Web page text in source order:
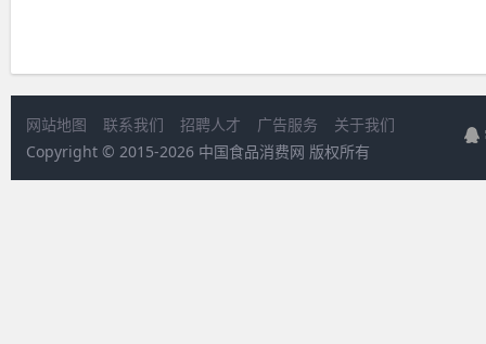
网站地图 联系我们 招聘人才 广告服务
关于我们
Copyright © 2015-2026 中国食品消费网 版权所有